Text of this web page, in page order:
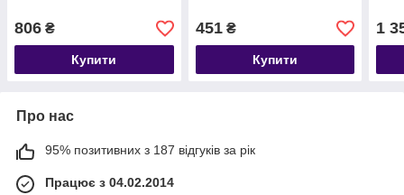
806 ₴
Купити
451₴
Купити
1
Про нас
95% позитивних з 187 відгуків за рік
Працює з 04.02.2014